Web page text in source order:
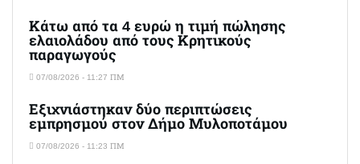
Κάτω από τα 4 ευρώ η τιμή πώλησης
ελαιολάδου από τους Κρητικούς
παραγωγούς
07/08/2026 - 11:27 ΠΜ
Εξιχνιάστηκαν δύο περιπτώσεις
εμπρησμού στον Δήμο Μυλοποτάμου
07/08/2026 - 11:23 ΠΜ